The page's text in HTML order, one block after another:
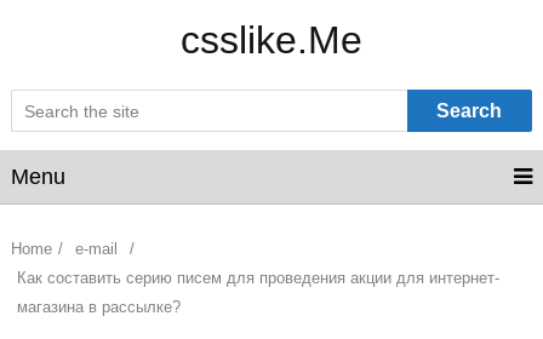
csslike.Me
Search
Menu
Home / e-mail
/
Как составить серию писем для проведения акции для интернет-
магазина в рассылке?